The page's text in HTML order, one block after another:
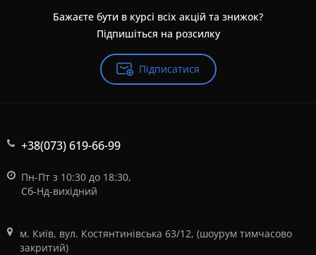
Бажаєте бути в курсі всіх акцій та знижок?
Підпишіться на розсилку
Підписатися
+38(073) 619-66-99
Пн-Пт з 10:30 до 18:30,
Сб-Нд-вихідний
м. Київ, вул. Костянтинівська 63/12, (шоурум тимчасово
закритий)